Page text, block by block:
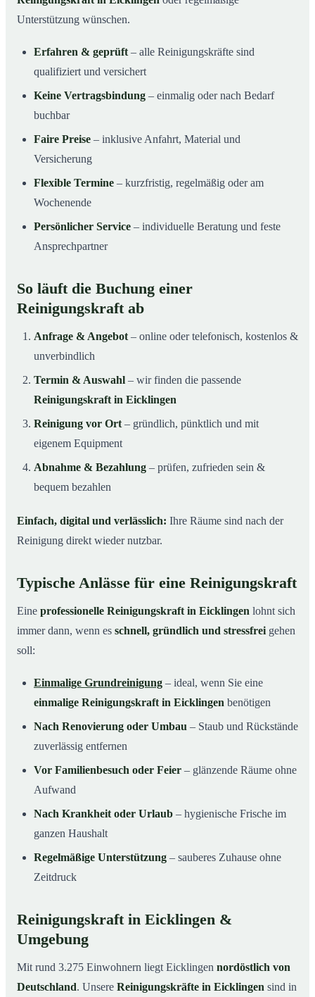
Unterstützung wünschen.
Erfahren & geprüft – alle Reinigungskräfte sind
qualifiziert und versichert
Keine Vertragsbindung – einmalig oder nach Bedarf
buchbar
Faire Preise – inklusive Anfahrt, Material und
Versicherung
Flexible Termine – kurzfristig, regelmäßig oder am
Wochenende
Persönlicher Service – individuelle Beratung und feste
Ansprechpartner
So läuft die Buchung einer
Reinigungskraft ab
Anfrage & Angebot – online oder telefonisch, kostenlos &
unverbindlich
Termin & Auswahl – wir finden die passende
Reinigungskraft in Eicklingen
Reinigung vor Ort – gründlich, pünktlich und mit
eigenem Equipment
Abnahme & Bezahlung – prüfen, zufrieden sein &
bequem bezahlen
Einfach, digital und verlässlich: Ihre Räume sind nach der
Reinigung direkt wieder nutzbar.
Typische Anlässe für eine Reinigungskraft
Eine professionelle Reinigungskraft in Eicklingen lohnt sich
immer dann, wenn es schnell, gründlich und stressfrei gehen
soll:
Einmalige Grundreinigung – ideal, wenn Sie eine
einmalige Reinigungskraft in Eicklingen benötigen
Nach Renovierung oder Umbau – Staub und Rückstände
zuverlässig entfernen
Vor Familienbesuch oder Feier – glänzende Räume ohne
Aufwand
Nach Krankheit oder Urlaub – hygienische Frische im
ganzen Haushalt
Regelmäßige Unterstützung – sauberes Zuhause ohne
Zeitdruck
Reinigungskraft in Eicklingen &
Umgebung
Mit rund 3.275 Einwohnern liegt Eicklingen nordöstlich von
Deutschland. Unsere Reinigungskräfte in Eicklingen sind in